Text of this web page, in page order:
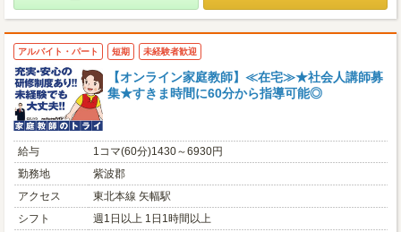
アルバイト・パート 短期 未経験者歓迎
【オンライン家庭教師】≪在宅≫★社会人講師募
集★すきま時間に60分から指導可能◎
給与
1コマ(60分)1430～6930円
勤務地
紫波郡
アクセス
東北本線 矢幅駅
シフト
週1日以上 1日1時間以上